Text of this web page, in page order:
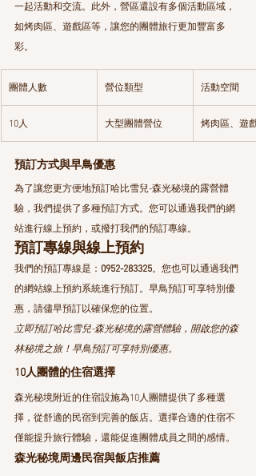
一起活動和交流。此外，營區還設有多個活動區域，
如烤肉區、遊戲區等，讓您的團體旅行更加豐富多
彩。
團體人數 營位類型 活動空間
10人 大型團體營位 烤肉區、遊戲
預訂方式與早鳥優惠
為了讓您更方便地預訂哈比雪兒-森光秘境的露營體
驗，我們提供了多種預訂方式。您可以通過我們的網
站進行線上預約，或撥打我們的預訂專線。
預訂專線與線上預約
我們的預訂專線是： 0952-283325。您也可以通過我們
的網站線上預約系統進行預訂。早鳥預訂可享特別優
惠，請儘早預訂以確保您的位置。
立即預訂哈比雪兒-森光秘境的露營體驗，開啟您的森
林秘境之旅！早鳥預訂可享特別優惠。
10人團體的住宿選擇
森光秘境附近的住宿設施為10人團體提供了多種選
擇，從舒適的民宿到完善的飯店。選擇合適的住宿不
僅能提升旅行體驗，還能促進團體成員之間的感情。
森光秘境周邊民宿與飯店推薦